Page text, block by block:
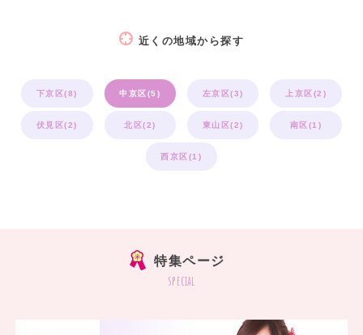
近くの地域から探す
下京区(8) 中京区(5) 左京区(3) 上京区(2)
伏見区(2) 北区(2) 東山区(2) 南区(1)
西京区(1)
特集ページ
special